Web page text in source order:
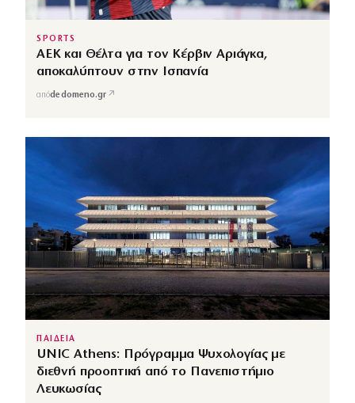
SPORTS
ΑΕΚ και Θέλτα για τον Κέρβιν Αριάγκα,
αποκαλύπτουν στην Ισπανία
απόdedomeno.gr ↗
ΠΑΙΔΕΙΑ
UNIC Athens: Πρόγραμμα Ψυχολογίας με
διεθνή προοπτική από το Πανεπιστήμιο
Λευκωσίας